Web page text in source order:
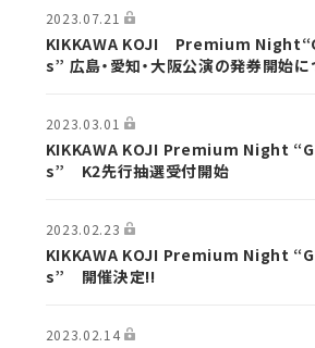
2023.07.21
KIKKAWA KOJI Premium
s” 広島・愛知・大阪公演の発券開始に
2023.03.01
KIKKAWA KOJI Premium Night
s” K2先行抽選受付開始
2023.02.23
KIKKAWA KOJI Premium Night
s” 開催決定!!
2023.02.14